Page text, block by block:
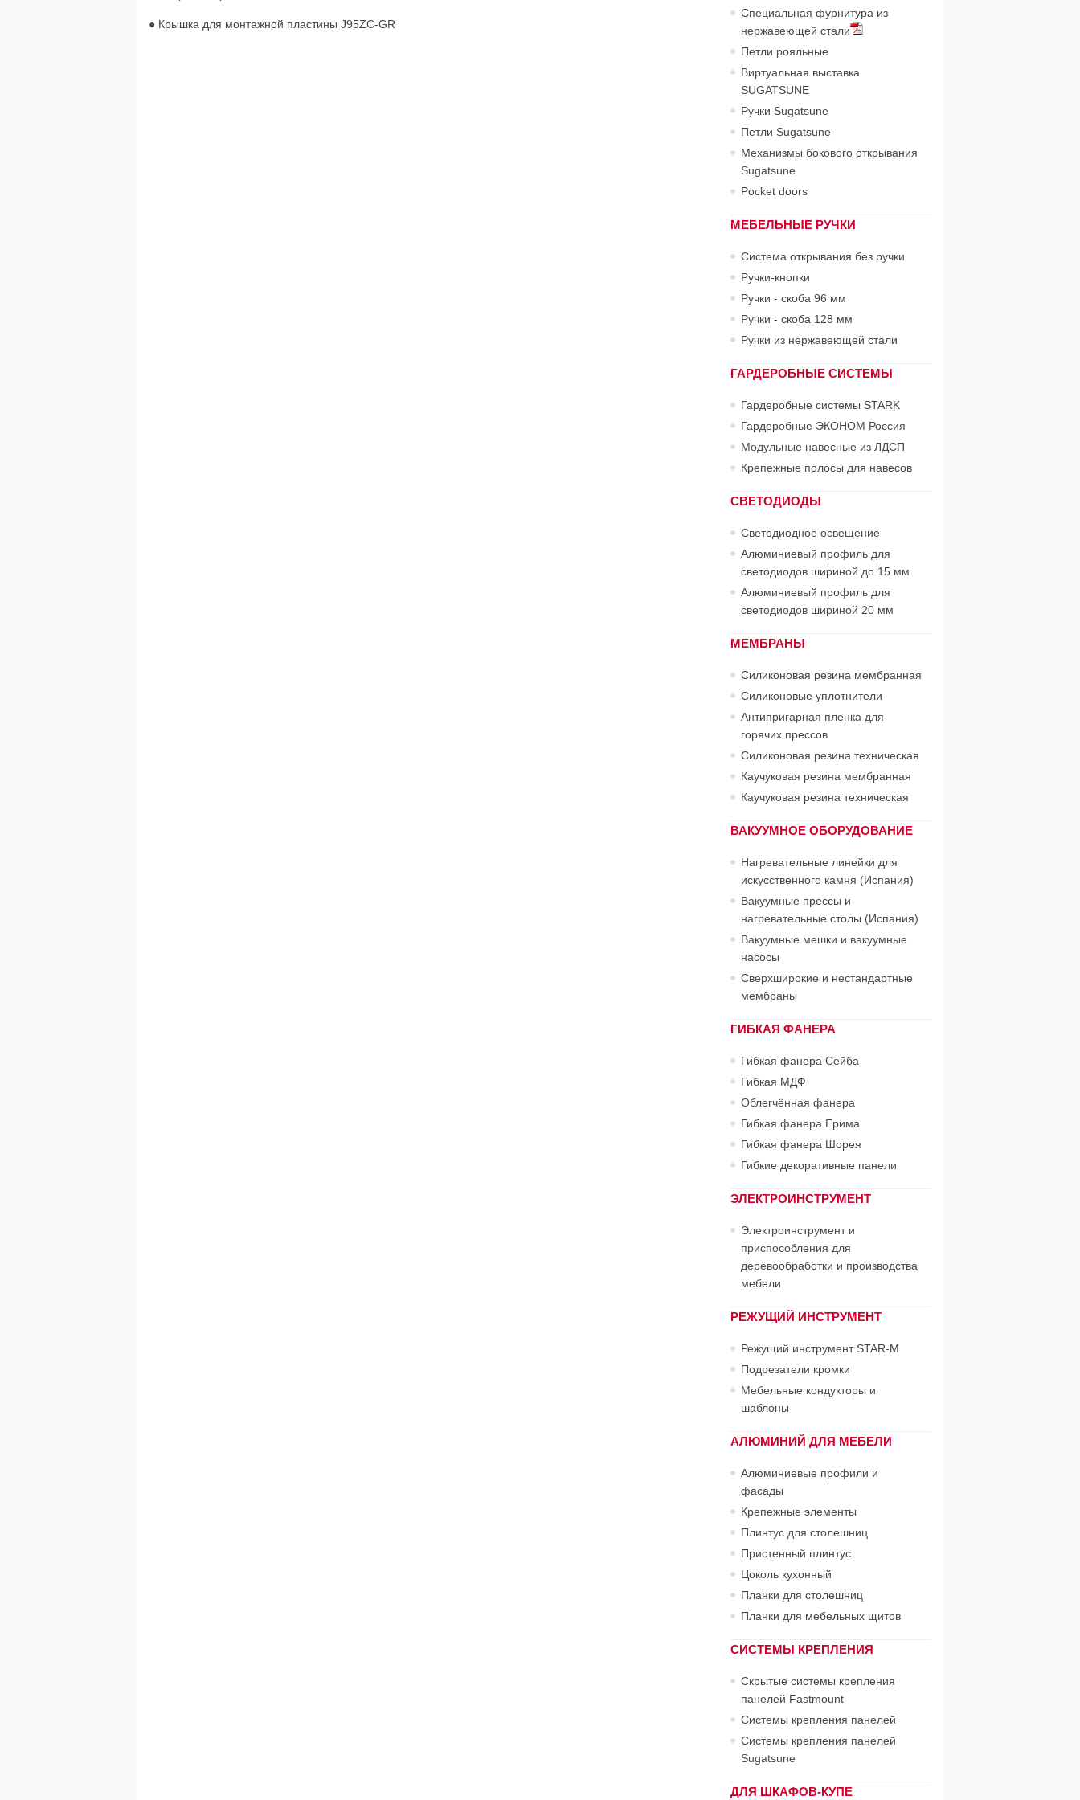
● Крышка для монтажной пластины J95ZC-GR
Специальная фурнитура из
нержавеющей стали
Петли рояльные
Виртуальная выставка
SUGATSUNE
Ручки Sugatsune
Петли Sugatsune
Механизмы бокового открывания
Sugatsune
Pocket doors
МЕБЕЛЬНЫЕ РУЧКИ
Система открывания без ручки
Ручки-кнопки
Ручки - скоба 96 мм
Ручки - скоба 128 мм
Ручки из нержавеющей стали
ГАРДЕРОБНЫЕ СИСТЕМЫ
Гардеробные системы STARK
Гардеробные ЭКОНОМ Россия
Модульные навесные из ЛДСП
Крепежные полосы для навесов
СВЕТОДИОДЫ
Светодиодное освещение
Алюминиевый профиль для
светодиодов шириной до 15 мм
Алюминиевый профиль для
светодиодов шириной 20 мм
МЕМБРАНЫ
Силиконовая резина мембранная
Силиконовые уплотнители
Антипригарная пленка для
горячих прессов
Силиконовая резина техническая
Каучуковая резина мембранная
Каучуковая резина техническая
ВАКУУМНОЕ ОБОРУДОВАНИЕ
Нагревательные линейки для
искусственного камня (Испания)
Вакуумные прессы и
нагревательные столы (Испания)
Вакуумные мешки и вакуумные
насосы
Сверхширокие и нестандартные
мембраны
ГИБКАЯ ФАНЕРА
Гибкая фанера Сейба
Гибкая МДФ
Облегчённая фанера
Гибкая фанера Ерима
Гибкая фанера Шорея
Гибкие декоративные панели
ЭЛЕКТРОИНСТРУМЕНТ
Электроинструмент и
приспособления для
деревообработки и производства
мебели
РЕЖУЩИЙ ИНСТРУМЕНТ
Режущий инструмент STAR-М
Подрезатели кромки
Мебельные кондукторы и
шаблоны
АЛЮМИНИЙ ДЛЯ МЕБЕЛИ
Алюминиевые профили и
фасады
Крепежные элементы
Плинтус для столешниц
Пристенный плинтус
Цоколь кухонный
Планки для столешниц
Планки для мебельных щитов
СИСТЕМЫ КРЕПЛЕНИЯ
Скрытые системы крепления
панелей Fastmount
Системы крепления панелей
Системы крепления панелей
Sugatsune
ДЛЯ ШКАФОВ-КУПЕ